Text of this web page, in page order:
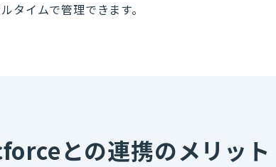
タイムで管理できます。
との連携のメリット